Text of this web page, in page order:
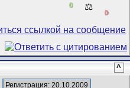
0 ⚖️
0
^
Регистрация: 20.10.2009